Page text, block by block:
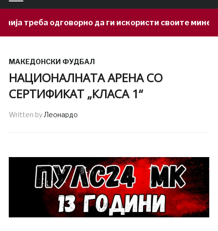
да ги искористи своите минерални богатства
МАКЕДОНСКИ ФУДБАЛ
НАЦИОНАЛНАТА АРЕНА СО
СЕРТИФИКАТ „КЛАСА 1“
Written byЛеонардо